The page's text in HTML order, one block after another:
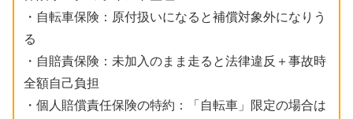
・自転車保険：原付扱いになると補償対象外になりう
る
・自賠責保険：未加入のまま走ると法律違反＋事故時
全額自己負担
・個人賠償責任保険の特約：「自転車」限定の場合は